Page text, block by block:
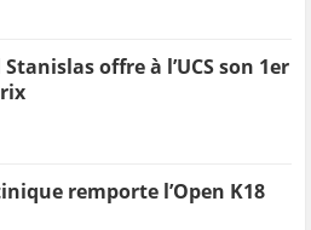
offre à l’UCS son 1er
remporte l’Open K18